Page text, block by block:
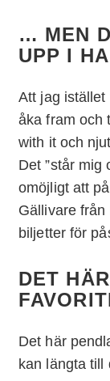
… MEN
UPP I
Att jag
åka fram och
with it och
Det ”står mig
omöjligt att
Gällivare
biljetter för
DET
Det här
kan längta till